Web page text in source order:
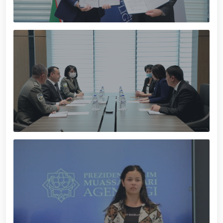
xizmat itlari ko‘rgazmasi tashkil etildi. // “Dog
biatloni” bellashuvining 6-respublika idoralararo
musobaqasi g'oliblari aniqlandi. // O‘zbekistonning
harbiy salohiyatini mustahkamlash: islohotlar va
ustuvor vazifalar.// Milliy gvardiya qo‘mondoni
Jamoat xavfsizligi universiteti bitiruvchi kursantlari
bilan uchrashdi.// 9-may — Xotira va qadrlash kuni
munosabati bilan Milliy gvardiya qoʻmondonligi
tomonidan poytaxtimizda istiqomat qiluvchi Ikkinchi
jahon urushi qatnashchilari va faxriylari holidan xabar
olindi. // “Uyg‘oq xotira” nomli teatrlashtirilgan
musiqiy konsert dasturi namoyish qilindi.// “Uch
avlod uchrashuvi” hamda “Bizning qahramonlar”
kitobining taqdimotiga bag‘ishlangan tadbir tashkil
Hamkorlikdagi profilaktik tadbirlar davom
ettirilmoqda. Xavfsiz muhitni ta’minlashga
qaratilgan chora-tadbirlar Milliy gvardiya
qo‘mondoni general-polkovnik B. Tashmatov
rahbarligida Yunusobod tumanida amalga oshirildi //
Buyuk davlat arbobi Sohibqiron Amir Temur